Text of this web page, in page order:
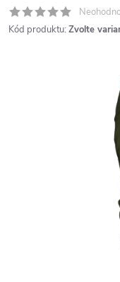
Kód produktu: Zvolte